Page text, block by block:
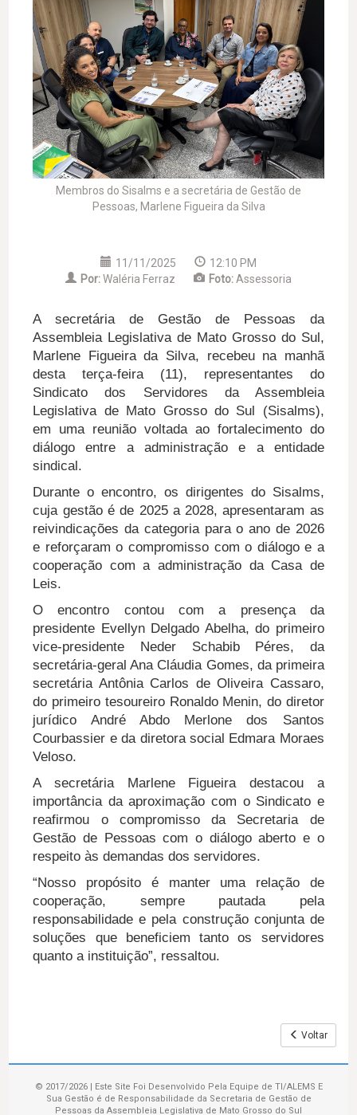
Membros do Sisalms e a secretária de Gestão de
Pessoas, Marlene Figueira da Silva
11/11/2025
12:10 PM
Por:Waléria Ferraz Foto: Assessoria
A secretária de Gestão de Pessoas da
Assembleia Legislativa de Mato Grosso do Sul,
Marlene Figueira da Silva, recebeu na manhã
desta terça-feira (11), representantes do
Sindicato dos Servidores da Assembleia
Legislativa de Mato Grosso do Sul (Sisalms),
em uma reunião voltada ao fortalecimento do
diálogo entre a administração e a entidade
sindical.
Durante o encontro, os dirigentes do Sisalms,
cuja gestão é de 2025 a 2028, apresentaram as
reivindicações da categoria para o ano de 2026
e reforçaram o compromisso com o diálogo e a
cooperação com a administração da Casa de
Leis.
O encontro contou com a presença da
presidente Evellyn Delgado Abelha, do primeiro
vice-presidente Neder Schabib Péres, da
secretária-geral Ana Cláudia Gomes, da primeira
secretária Antônia Carlos de Oliveira Cassaro,
do primeiro tesoureiro Ronaldo Menin, do diretor
jurídico André Abdo Merlone dos Santos
Courbassier e da diretora social Edmara Moraes
Veloso.
A secretária Marlene Figueira destacou a
importância da aproximação com o Sindicato e
reafirmou o compromisso da Secretaria de
Gestão de Pessoas com o diálogo aberto e o
respeito às demandas dos servidores.
“Nosso propósito é manter uma relação de
cooperação, sempre pautada pela
responsabilidade e pela construção conjunta de
soluções que beneficiem tanto os servidores
quanto a instituição”, ressaltou.
Voltar
© 2017/2026 | Este Site Foi Desenvolvido Pela Equipe de TI/ALEMS E
Sua Gestão é de Responsabilidade da Secretaria de Gestão de
Pessoas da Assembleia Legislativa de Mato Grosso do Sul